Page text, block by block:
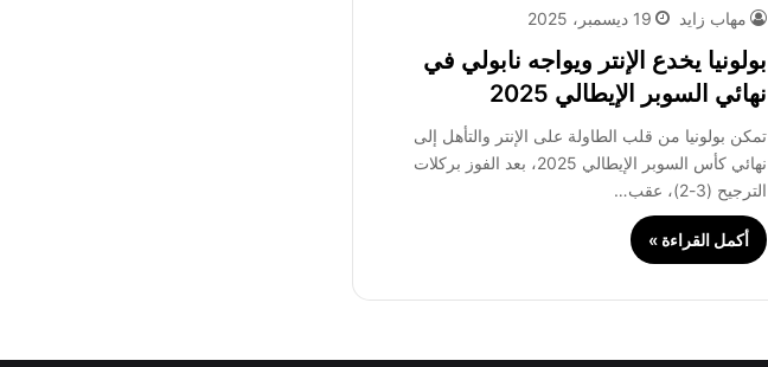
مهاب زايد 19 ديسمبر، 2025
بولونيا يخدع الإنتر ويواجه نابولي في
نهائي السوبر الإيطالي 2025
تمكن بولونيا من قلب الطاولة على الإنتر والتأهل إلى
نهائي كأس السوبر الإيطالي 2025، بعد الفوز بركلات
الترجيح (3-2)، عقب…
أكمل القراءة »